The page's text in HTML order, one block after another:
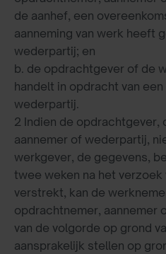
de aanhef, een
aanneming van werk heeft
wederpartij; en
b. de opdrachtgever of de
handelt in opdracht van
wederpartij.
2 Indien de opdrachtgever,
aannemer of wederpartij,
werkgever, de gegevens,
twee weken na het verzoek
verstrekt, kan de
opdrachtnemer, aannemer
van de volgorde op grond
aansprakelijk stellen op